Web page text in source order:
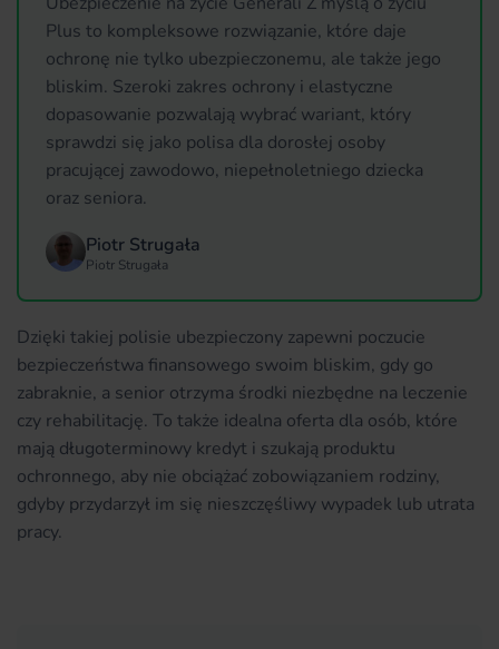
Plus to kompleksowe rozwiązanie, które daje
ochronę nie tylko ubezpieczonemu, ale także jego
bliskim. Szeroki zakres ochrony i elastyczne
dopasowanie pozwalają wybrać wariant, który
sprawdzi się jako polisa dla dorosłej osoby
pracującej zawodowo, niepełnoletniego dziecka
oraz seniora.
Piotr Strugała
Piotr Strugała
Dzięki takiej polisie ubezpieczony zapewni poczucie
bezpieczeństwa finansowego swoim bliskim, gdy go
zabraknie, a senior otrzyma środki niezbędne na leczenie
czy rehabilitację. To także idealna oferta dla osób, które
mają długoterminowy kredyt i szukają produktu
ochronnego, aby nie obciążać zobowiązaniem rodziny,
gdyby przydarzył im się nieszczęśliwy wypadek lub utrata
pracy.